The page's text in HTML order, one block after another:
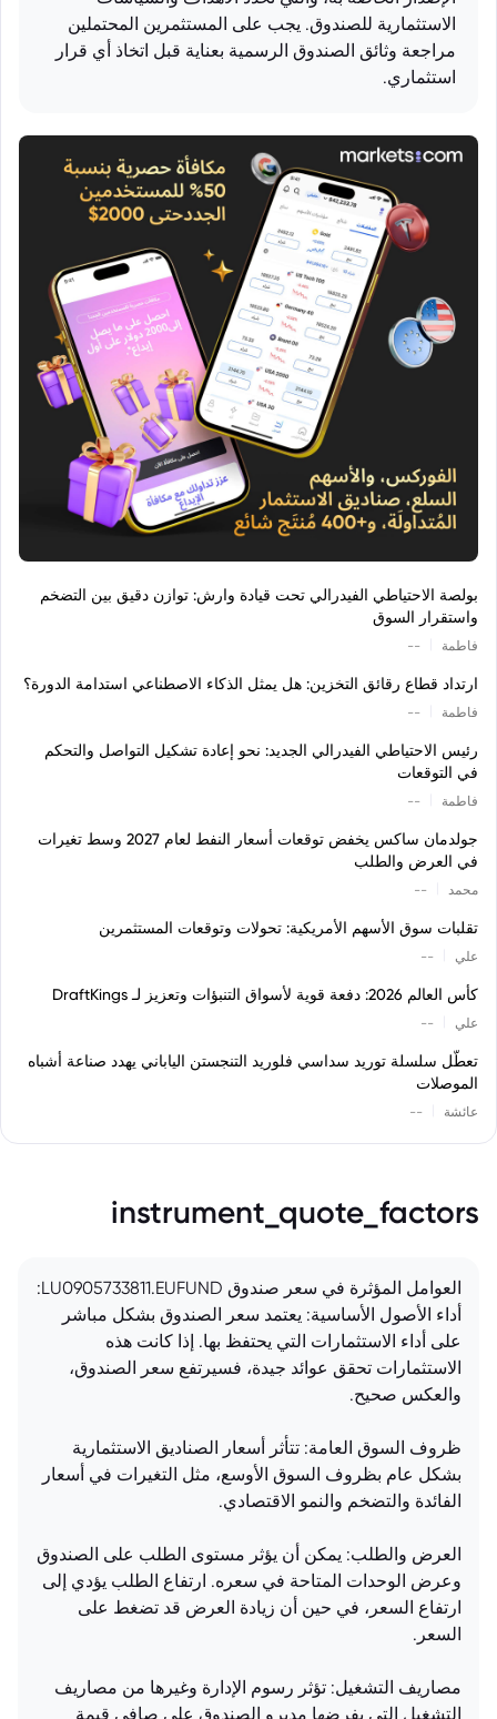
الاستثمارية للصندوق. يجب على المستثمرين المحتملين
مراجعة وثائق الصندوق الرسمية بعناية قبل اتخاذ أي قرار
استثماري.
بولصة الاحتياطي الفيدرالي تحت قيادة وارش: توازن دقيق بين التضخم
واستقرار السوق
فاطمة --
ارتداد قطاع رقائق التخزين: هل يمثل الذكاء الاصطناعي استدامة الدورة؟
فاطمة --
رئيس الاحتياطي الفيدرالي الجديد: نحو إعادة تشكيل التواصل والتحكم
في التوقعات
فاطمة --
جولدمان ساكس يخفض توقعات أسعار النفط لعام 2027 وسط تغيرات
في العرض والطلب
محمد --
تقلبات سوق الأسهم الأمريكية: تحولات وتوقعات المستثمرين
علي --
كأس العالم 2026: دفعة قوية لأسواق التنبؤات وتعزيز لـ DraftKings
علي --
تعطّل سلسلة توريد سداسي فلوريد التنجستن الياباني يهدد صناعة أشباه
الموصلات
عائشة --
instrument_quote_factors
العوامل المؤثرة في سعر صندوق LU0905733811.EUFUND:
أداء الأصول الأساسية: يعتمد سعر الصندوق بشكل مباشر
على أداء الاستثمارات التي يحتفظ بها. إذا كانت هذه
الاستثمارات تحقق عوائد جيدة، فسيرتفع سعر الصندوق،
والعكس صحيح.
ظروف السوق العامة: تتأثر أسعار الصناديق الاستثمارية
بشكل عام بظروف السوق الأوسع، مثل التغيرات في أسعار
الفائدة والتضخم والنمو الاقتصادي.
العرض والطلب: يمكن أن يؤثر مستوى الطلب على الصندوق
وعرض الوحدات المتاحة في سعره. ارتفاع الطلب يؤدي إلى
ارتفاع السعر، في حين أن زيادة العرض قد تضغط على
السعر.
مصاريف التشغيل: تؤثر رسوم الإدارة وغيرها من مصاريف
التشغيل التي يفرضها مديرو الصندوق على صافي قيمة